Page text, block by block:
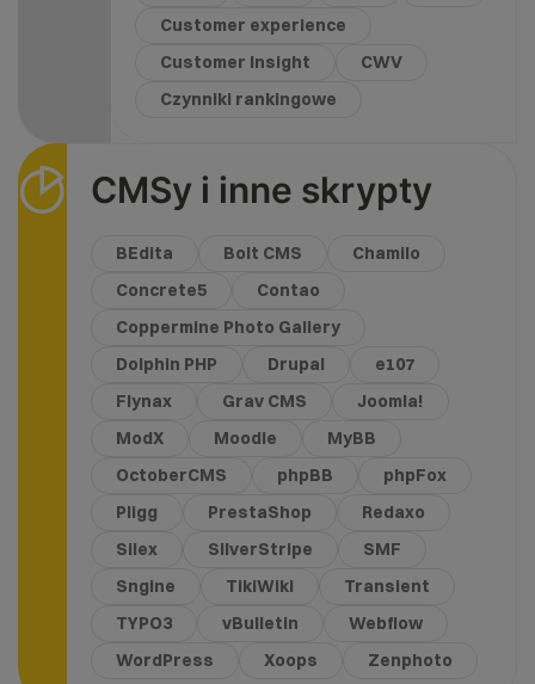
Customer experience
Customer Insight
CWV
Czynniki rankingowe
CMSy i inne skrypty
BEdita Bolt CMS
Chamilo
Concrete5
Contao
Coppermine Photo Gallery
Dolphin PHP
Drupal
e107
Flynax
Grav CMS
Joomla!
ModX
Moodle
MyBB
OctoberCMS
phpBB
phpFox
Pligg
PrestaShop
Redaxo
Silex
SilverStripe
SMF
Sngine
TikiWiki
Transient
TYPO3
vBulletin
Webflow
WordPress
Xoops Zenphoto